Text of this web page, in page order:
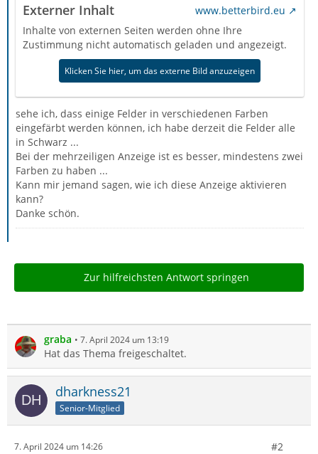
Externer Inhalt
www.betterbird.eu
Inhalte von externen Seiten werden ohne Ihre
Zustimmung nicht automatisch geladen und angezeigt.
Klicken Sie hier, um das externe Bild anzuzeigen
sehe ich, dass einige Felder in verschiedenen Farben
eingefärbt werden können, ich habe derzeit die Felder alle
in Schwarz ...
Bei der mehrzeiligen Anzeige ist es besser, mindestens zwei
Farben zu haben ...
Kann mir jemand sagen, wie ich diese Anzeige aktivieren
kann?
Danke schön.
Zur hilfreichsten Antwort springen
graba 7. April 2024 um 13:19
Hat das Thema freigeschaltet.
dharkness21
Senior-Mitglied
7. April 2024 um 14:26 #2